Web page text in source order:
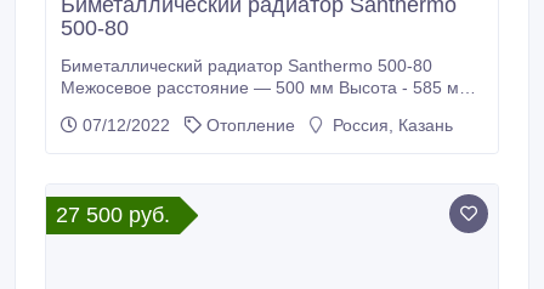
Биметаллический радиатор Santhermo
500-80
Биметаллический радиатор Santhermo 500-80
Межосевое расстояние — 500 мм Высота - 585 мм
Объем/л — 0, 25 Масса / кг — 1, 85.
07/12/2022 Отопление Россия, Казань
27 500 руб.